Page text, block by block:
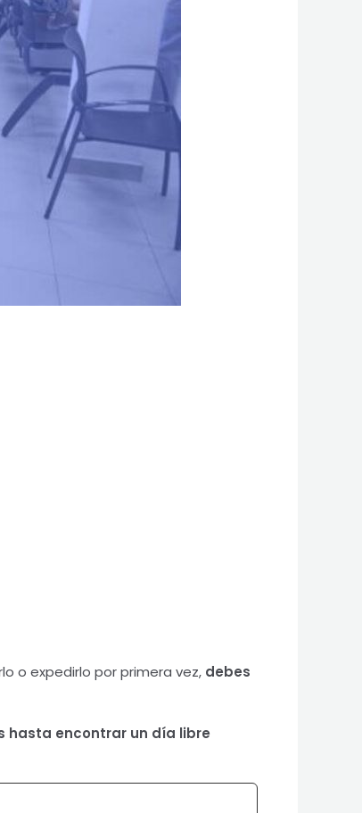
o expedirlo por primera vez, debes
hasta encontrar un día libre